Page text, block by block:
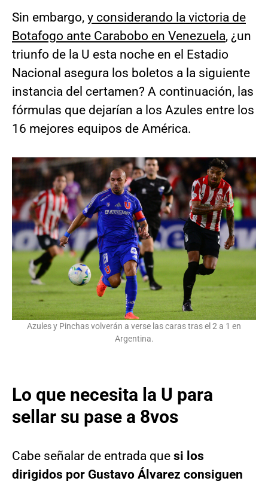
Sin embargo, y considerando la victoria de
Botafogo ante Carabobo en Venezuela, ¿un
triunfo de la U esta noche en el Estadio
Nacional asegura los boletos a la siguiente
instancia del certamen? A continuación, las
fórmulas que dejarían a los Azules entre los
16 mejores equipos de América.
Azules y Pinchas volverán a verse las caras tras el 2 a 1 en
Argentina.
Lo que necesita la U para
sellar su pase a 8vos
Cabe señalar de entrada que si los
dirigidos por Gustavo Álvarez consiguen